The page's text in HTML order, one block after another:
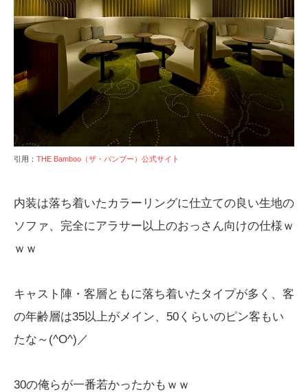
引用： THE Bamboo（ザ・バンブー）公式サイト
内装は落ち着いたカラーリングに仕立ての良い生地の
ソファ、完全にアラサー以上のおっさん向けの仕様ｗ
ｗｗ
キャスト陣・客層ともに落ち着いたタイプが多く、客
の年齢層は35以上がメイン、50くらいのピン客もい
たな～(^O^)／
30の俺らが一番若かったかもｗｗ